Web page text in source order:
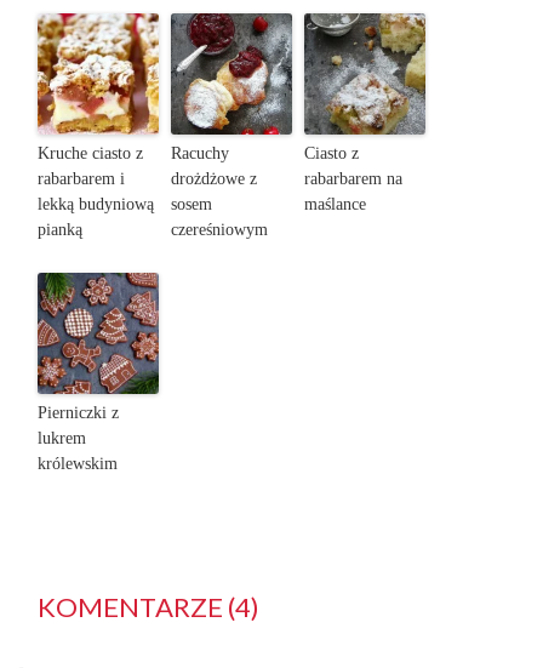
Kruche ciasto z
rabarbarem i
lekką budyniową
pianką
Racuchy
drożdżowe z
sosem
czereśniowym
Ciasto z
rabarbarem na
maślance
Pierniczki z
lukrem
królewskim
KOMENTARZE (4)